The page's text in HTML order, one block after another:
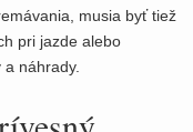
musia byť tiež
pri jazde alebo
náhrady.